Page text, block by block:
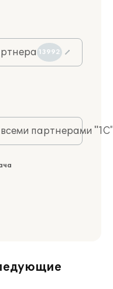
13992
партнерами